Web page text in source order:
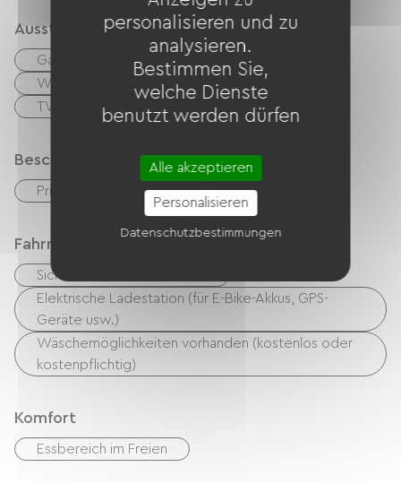
Ausstattung
Garten
Kaffeemaschine
Waschmaschine
Kostenloses WLAN
TV
Grillen
Beschreibung
Privates, umzäuntes Gelände
Fahrradannahme
Sicherer Fahrradunterstand
Elektrische Ladestation (für E-Bike-Akkus, GPS-
Geräte usw.)
Wäschemöglichkeiten vorhanden (kostenlos oder
kostenpflichtig)
Komfort
Essbereich im Freien
personalisieren und zu
analysieren.
Bestimmen Sie,
welche Dienste
benutzt werden dürfen
Alle akzeptieren
Personalisieren
Datenschutzbestimmungen